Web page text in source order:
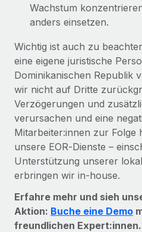
Wachstum
anders einsetzen.
Wichtig ist auch zu
eine eigene juristische
Dominikanischen Republik
wir nicht auf Dritte
Verzögerungen und
verursachen und eine
Mitarbeiter:innen zur Folge
unsere EOR‑Dienste –
Unterstützung unserer
erbringen wir in‑house.
Erfahre mehr und sieh
Aktion: Buche eine Demo
freundlichen Expert:innen.